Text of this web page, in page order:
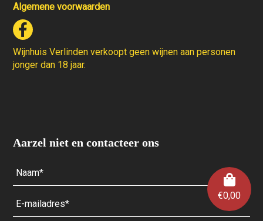
€0,00
Algemene voorwaarden
Wijnhuis Verlinden verkoopt geen wijnen aan personen
jonger dan 18 jaar.
Aarzel niet en contacteer ons